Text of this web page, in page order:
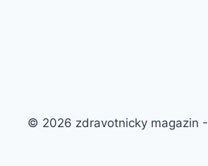
© 2026 zdravotnicky magazin -